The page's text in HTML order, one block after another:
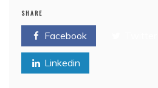
SHARE
Facebook
Linkedin